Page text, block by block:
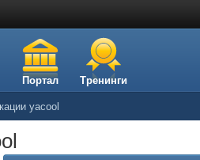
Портал Тренинги
yacool